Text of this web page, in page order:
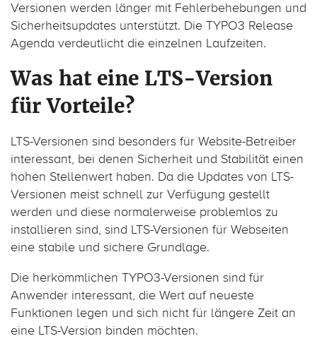
Versionen werden länger mit Fehlerbehebungen und
Sicherheitsupdates unterstützt. Die TYPO3 Release
Agenda verdeutlicht die einzelnen Laufzeiten.
Was hateine LTS-Version
für Vorteile?
LTS-Versionen sind besonders für Website-Betreiber
interessant, bei denen Sicherheit und Stabilität einen
hohen Stellenwert haben. Da die Updates von LTS-
Versionen meist schnell zur Verfügung gestellt
werden und diese normalerweise problemlos zu
installieren sind, sind LTS-Versionen für Webseiten
eine stabile und sichere Grundlage.
Die herkömmlichen TYPO3-Versionen sind für
Anwender interessant, die Wert auf neueste
Funktionen legen und sich nicht für längere Zeit an
eine LTS-Version binden möchten.